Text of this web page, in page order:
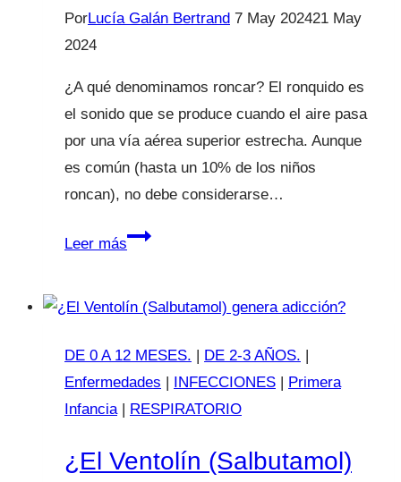
PorLucía Galán Bertrand 7 May 202421 May
2024
¿A qué denominamos roncar? El ronquido es
el sonido que se produce cuando el aire pasa
por una vía aérea superior estrecha. Aunque
es común (hasta un 10% de los niños
roncan), no debe considerarse…
Leer más¿Tu
DE 0 A 12 MESES. | DE 2-3 AÑOS. |
Enfermedades | INFECCIONES | Primera
Infancia | RESPIRATORIO
¿El Ventolín (Salbutamol)